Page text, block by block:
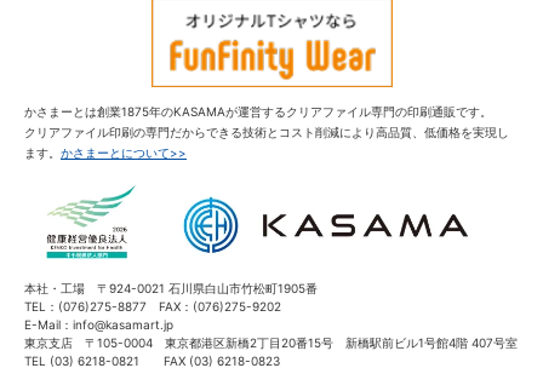
かさまーとは創業1875年のKASAMAが運営するクリアファイル専門の印刷通販です。
クリアファイル印刷の専門だからできる技術とコスト削減により高品質、低価格を実現し
ます。 かさまーとについて>>
本社・工場 〒924-0021 石川県白山市竹松町1905番
TEL：(076)275-8877 FAX：(076)275-9202
E-Mail：info@kasamart.jp
東京支店 〒105-0004 東京都港区新橋2丁目20番15号 新橋駅前ビル1号館4階 407号室
TEL (03) 6218-0821 FAX (03) 6218-0823